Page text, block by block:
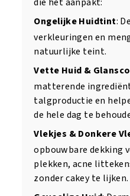
Ongelijke Huidtint:
verkleuringen en
natuurlijke teint.
Vette Huid &
matterende
talgproductie en
de hele dag te
Vlekjes & Donkere
opbouwbare dekking
plekken, acne
zonder cakey te lijken.